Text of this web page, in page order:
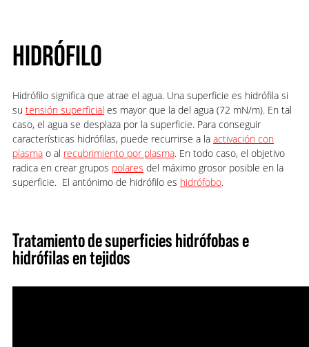
HIDRÓFILO
Hidrófilo significa que atrae el agua. Una superficie es hidrófila si
su tensión superficial es mayor que la del agua (72 mN/m). En tal
caso, el agua se desplaza por la superficie. Para conseguir
características hidrófilas, puede recurrirse a la activación con
plasmao al recubrimiento por plasma. En todo caso, el objetivo
radica en crear grupos polares del máximo grosor posible en la
superficie. El antónimo de hidrófilo es hidrófobo.
Tratamiento de superficies hidrófobas e
hidrófilas en tejidos